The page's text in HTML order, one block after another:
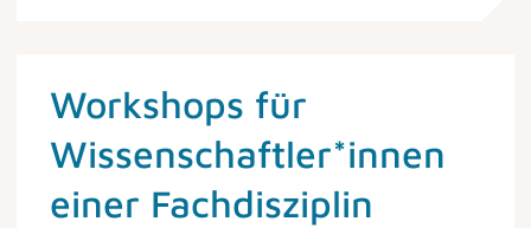
Workshops für
Wissenschaftler*innen
einer Fachdisziplin